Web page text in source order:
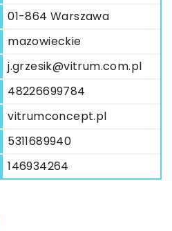
01-864 Warszawa
mazowieckie
j.grzesik@vitrum.com.pl
48226699784
vitrumconcept.pl
5311689940
146934264